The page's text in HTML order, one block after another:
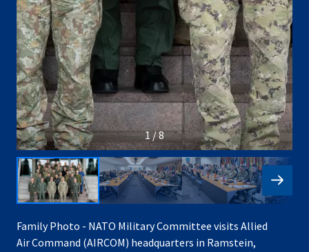
1 / 8
Family Photo - NATO Military Committee visits Allied
Air Command (AIRCOM) headquarters in Ramstein,